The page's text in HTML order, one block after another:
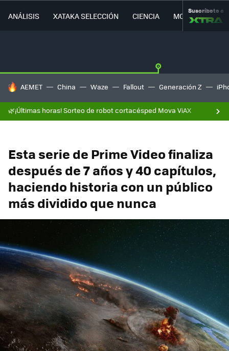
ANÁLISIS XATAKA SELECCIÓN CIENCIA MOVILIDAD
Suscríbete a
HOY SE HABLA DE
AEMET China Waze Fallout Generación Z
🌿¡Últimas horas! Sorteo de robot cortacésped Mova ViAX
Esta serie de Prime Video finaliza
después de 7 años y 40 capítulos,
haciendo historia con un público
más dividido que nunca